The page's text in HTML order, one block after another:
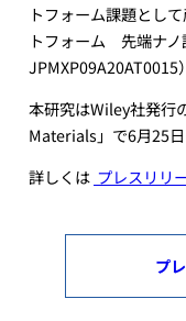
トフォーム課題とし
トフォーム 先端ナノ
JPMXP09A20AT0015
本研究はWiley社発行
Materials」で6月25日
詳しくは プレスリリ
プ